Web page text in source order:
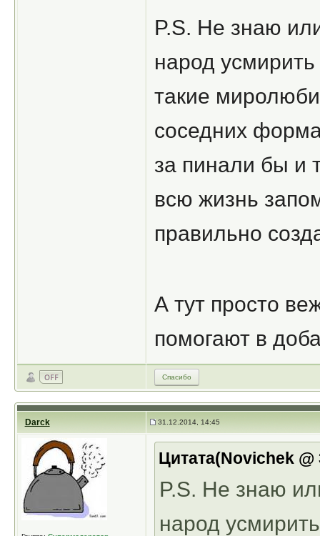
P.S. Не знаю
народ
такие
соседних
за пинали бы и
всю жизнь
правильно
А тут просто
помогают в
Спасибо
Darck 31.12.2014, 14:45
Цитата(Novichek
P.S. Не знаю
народ